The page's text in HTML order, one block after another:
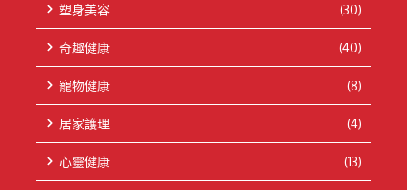
塑身美容 (30)
奇趣健康 (40)
寵物健康 (8)
居家護理 (4)
心靈健康 (13)